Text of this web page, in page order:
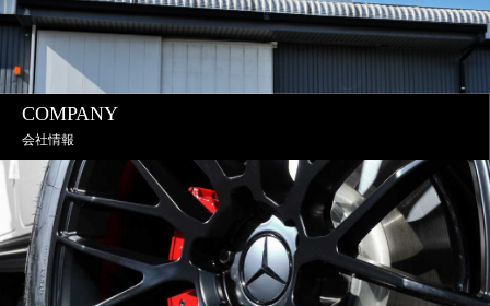
COMPANY
会社情報